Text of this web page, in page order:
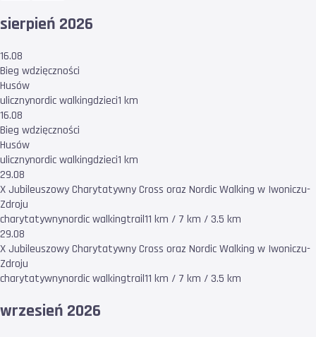
sierpień 2026
16.08
Bieg wdzięczności
Husów
ulicznynordic walkingdzieci1 km
16.08
Bieg wdzięczności
Husów
ulicznynordic walkingdzieci1 km
29.08
X Jubileuszowy Charytatywny Cross oraz Nordic Walking w Iwoniczu-
Zdroju
charytatywnynordic walkingtrail11 km / 7 km / 3.5 km
29.08
X Jubileuszowy Charytatywny Cross oraz Nordic Walking w Iwoniczu-
Zdroju
charytatywnynordic walkingtrail11 km / 7 km / 3.5 km
wrzesień 2026